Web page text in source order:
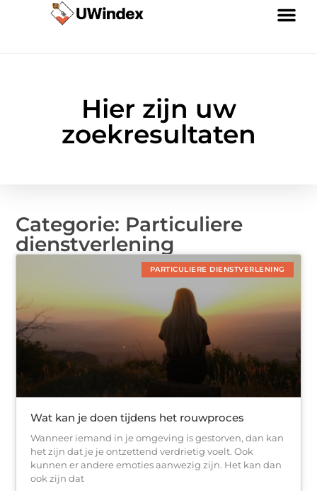
Hier zijn uw
zoekresultaten
Categorie: Particuliere
dienstverlening
PARTICULIERE DIENSTVERLENING
Wat kan je doen tijdens het rouwproces
Wanneer iemand in je omgeving is gestorven, dan kan
het zijn dat je je ontzettend verdrietig voelt. Ook
kunnen er andere emoties aanwezig zijn. Het kan dan
ook zijn dat